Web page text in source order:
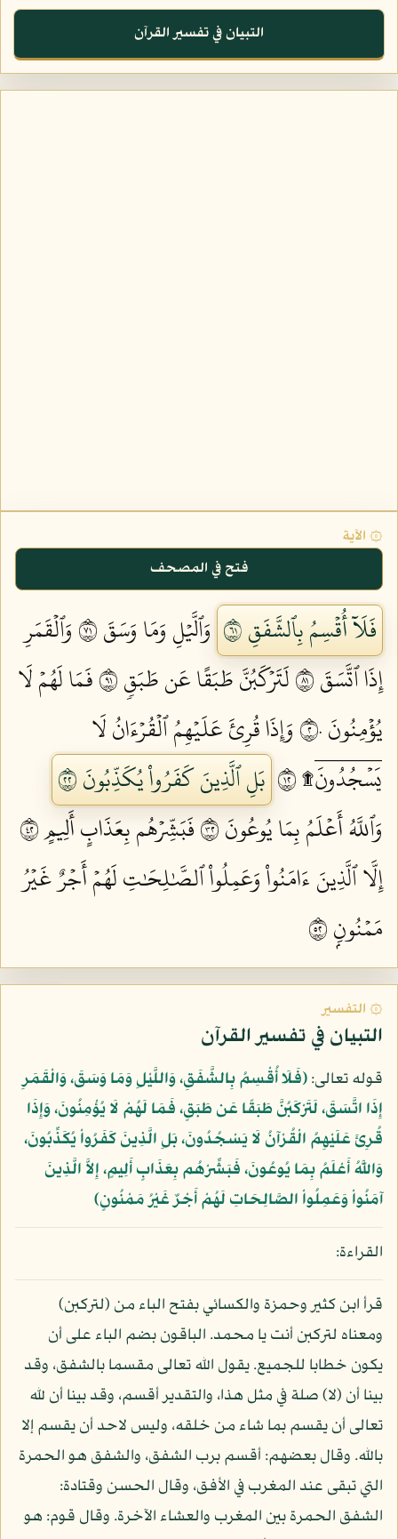
التبيان في تفسير القرآن
۞ الآية
فتح في المصحف
فَلَآ أُقۡسِمُ بِٱلشَّفَقِ ١٦ وَٱلَّيۡلِ وَمَا وَسَقَ ١٧
وَٱلۡقَمَرِ
إِذَا ٱتَّسَقَ ١٨
لَتَرۡكَبُنَّ طَبَقًا عَن طَبَقٖ ١٩
فَمَا لَهُمۡ لَا
يُؤۡمِنُونَ ٢٠
وَإِذَا قُرِئَ عَلَيۡهِمُ ٱلۡقُرۡءَانُ لَا
يَسۡجُدُونَۤ۩ ٢١
بَلِ ٱلَّذِينَ كَفَرُواْ يُكَذِّبُونَ ٢٢
وَٱللَّهُ أَعۡلَمُ بِمَا يُوعُونَ ٢٣
فَبَشِّرۡهُم بِعَذَابٍ أَلِيمٍ ٢٤
إِلَّا ٱلَّذِينَ ءَامَنُواْ وَعَمِلُواْ ٱلصَّٰلِحَٰتِ لَهُمۡ أَجۡرٌ غَيۡرُ
مَمۡنُونِۭ ٢٥
۞ التفسير
التبيان في تفسير القرآن
قوله تعالى:﴿فَلَا أُقْسِمُ بِالشَّفَقِ، وَاللَّيْلِ وَمَا وَسَقَ، وَالْقَمَرِ
إِذَا اتَّسَقَ، لَتَرْكَبُنَّ طَبَقًا عَن طَبَقٍ، فَمَا لَهُمْ لَا يُؤْمِنُونَ، وَإِذَا
قُرِئَ عَلَيْهِمُ الْقُرْآنُ لَا يَسْجُدُونَ، بَلِ الَّذِينَ كَفَرُواْ يُكَذِّبُونَ،
وَاللَّهُ أَعْلَمُ بِمَا يُوعُونَ، فَبَشِّرْهُم بِعَذَابٍ أَلِيمٍ، إِلاَّ الَّذِينَ
آمَنُواْ وَعَمِلُواْ الصَّالِحَاتِ لَهُمْ أَجْرٌ غَيْرُ مَمْنُونٍ﴾
القراءة:
قرأ ابن كثير وحمزة والكسائي بفتح الباء من (لتركبن)
ومعناه لتركبن أنت يا محمد. الباقون بضم الباء على أن
يكون خطابا للجميع. يقول الله تعالى مقسما بالشفق، وقد
بينا أن (لا) صلة في مثل هذا، والتقدير أقسم، وقد بينا أن لله
تعالى أن يقسم بما شاء من خلقه، وليس لاحد أن يقسم إلا
بالله. وقال بعضهم: أقسم برب الشفق، والشفق هو الحمرة
التي تبقى عند المغرب في الأفق، وقال الحسن وقتادة:
الشفق الحمرة بين المغرب والعشاء الآخرة. وقال قوم: هو